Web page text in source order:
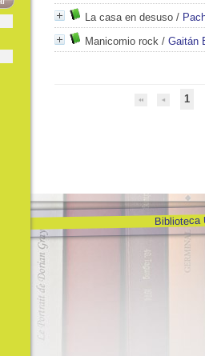
La casa en desuso /
Manicomio rock / Gaitán
1
Biblioteca